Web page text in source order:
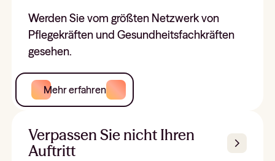
Werden Sie vom größten Netzwerk von
Pflegekräften und Gesundheitsfachkräften
gesehen.
Mehr erfahren
Verpassen Sie nicht Ihren
Auftritt